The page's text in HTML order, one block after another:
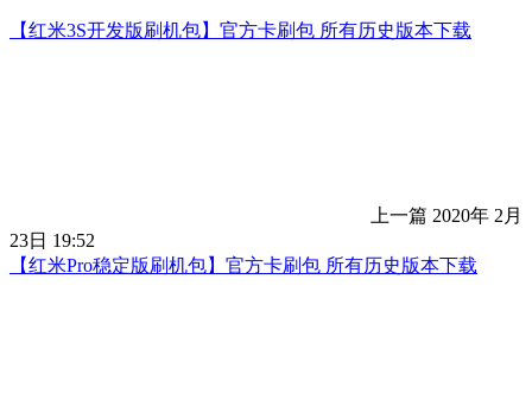
【红米3S开发版刷机包】官方卡刷包 所有历史版本下载
上一篇 2020年 2月
23日 19:52
【红米Pro稳定版刷机包】官方卡刷包 所有历史版本下载